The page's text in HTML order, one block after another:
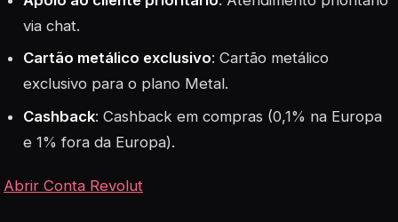
via chat.
Cartão metálico exclusivo: Cartão metálico
exclusivo para o plano Metal.
Cashback: Cashback em compras (0,1% na Europa
e 1% fora da Europa).
Abrir Conta Revolut